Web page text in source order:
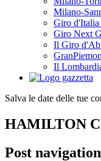
Milano-
Giro d'Italia
Giro Next
Il Giro
Il
Salva le date delle tue
HAMILTON
Post navigation